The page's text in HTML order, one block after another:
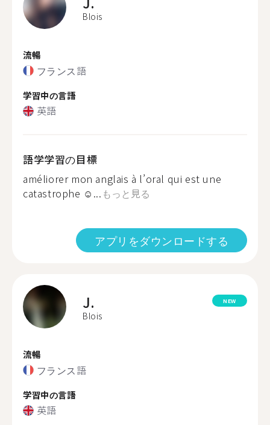
Blois
流暢
フランス語
学習中の言語
英語
語学学習の目標
améliorer mon anglais à l’oral qui est une
catastrophe ☺... もっと見る
アプリをダウンロードする
J.
Blois
NEW
流暢
フランス語
学習中の言語
英語